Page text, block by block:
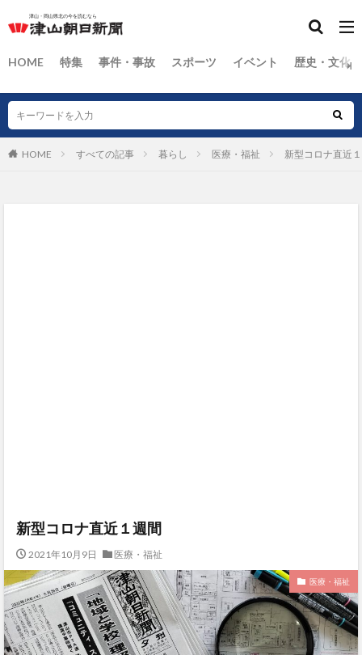
HOME 特集 事件・事故 スポーツ イベント 歴史・文化
HOME すべての記事 暮らし 医療・福祉 新型コロナ直近
新型コロナ直近１週間
2021年10月9日 医療・福祉
医療・福祉